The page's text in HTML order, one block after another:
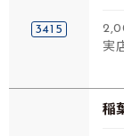
3415
実
稲